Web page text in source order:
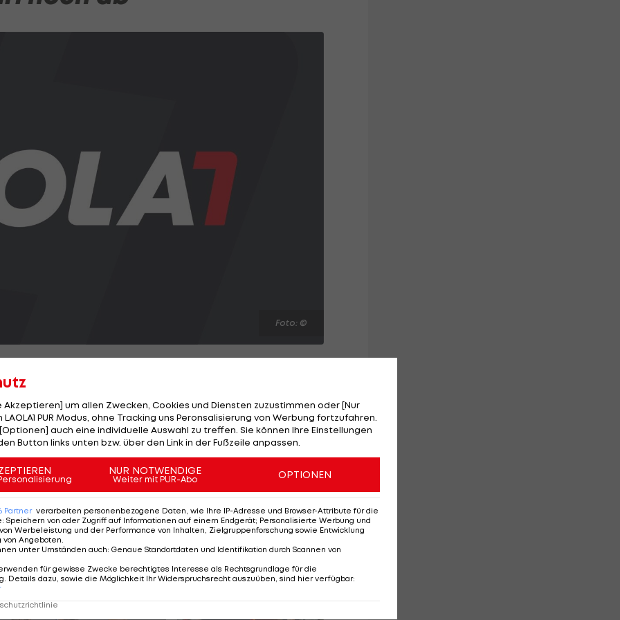
Foto: ©
wird das Klassement noch gehörig
fängt mit der besten Runde des Tages Francesco
vierten Sieg auf der European Tour. Der Inder
Par-Runde ins Klubhaus bringt. Die Entscheidung
teilen sich Alexander Noren (SWE) und Marc Warren
Akzeptieren] um allen Zwecken, Cookies und Diensten zuzustimmen oder [Nur
PUR Modus, ohne Tracking uns Peronsalisierung von Werbung fortzufahren.
auch eine individuelle Auswahl zu treffen. Sie können Ihre Einstellungen
Button links unten bzw. über den Link in der Fußzeile anpassen.
NUR NOTWENDIGE
Weiter mit PUR-Abo OPTIONEN
Partner verarbeiten personenbezogene Daten, wie Ihre IP-Adresse und Browser-Attribute für die
: Speichern von oder Zugriff auf Informationen auf einem Endgerät; Personalisierte Werbung und
Werbeleistung und der Performance von Inhalten, Zielgruppenforschung sowie Entwicklung
von Angeboten
unter Umständen auch: Genaue Standortdaten und Identifikation durch Scannen von
für gewisse Zwecke berechtigtes Interesse als Rechtsgrundlage für die
Details dazu, sowie die Möglichkeit Ihr Widerspruchsrecht auszuüben, sind hier verfügbar: